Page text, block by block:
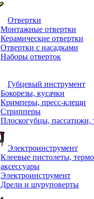
Отвертки
Монтажные отвертки
Керамические отвертки
Отвертки с насадками
Наборы отверток
Губцевый инструмент
Бокорезы, кусачки
Кримперы, пресс-клещи
Стрипперы
Плоскогубцы, пассатижи,
Электроинструмент
Клеевые пистолеты,
аксессуары
Электроинструмент
Дрели и шуруповерты